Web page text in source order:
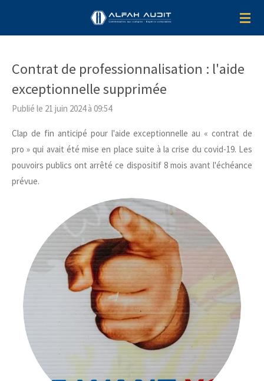
Contrat de professionnalisation : l'aide
exceptionnelle supprimée
Publié le 21 juin 2024 à 09:54
Clap de fin anticipé pour l'aide exceptionnelle au « contrat de
pro » qui avait été mise en place suite à la crise du covid-19. Les
pouvoirs publics ont arrêté ce dispositif 8 mois avant l'échéance
prévue.